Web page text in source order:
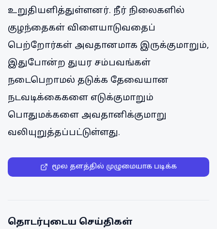
உறுதியளித்துள்ளனர். நீர் நிலைகளில்
குழந்தைகள் விளையாடுவதைப்
பெற்றோர்கள் அவதானமாக இருக்குமாறும்,
இதுபோன்ற துயர சம்பவங்கள்
நடைபெறாமல் தடுக்க தேவையான
நடவடிக்கைகளை எடுக்குமாறும்
பொதுமக்களை அவதானிக்குமாறு
வலியுறுத்தப்பட்டுள்ளது.
மூல தளத்தில் முழுமையாக படிக்க
தொடர்புடைய செய்திகள்